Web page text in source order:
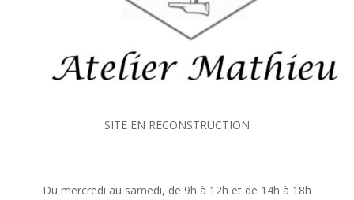
SITE EN RECONSTRUCTION
Du mercredi au samedi, de 9h à 12h et de 14h à 18h